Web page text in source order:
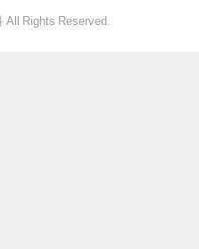
All Rights Reserved.